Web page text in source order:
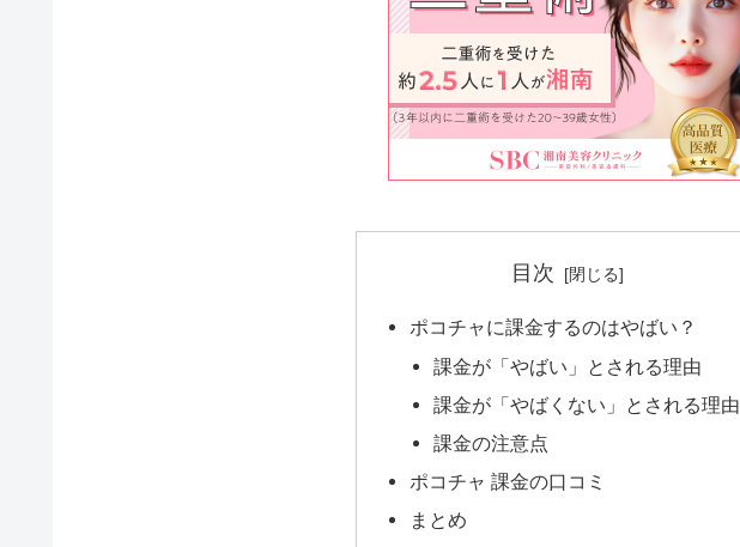
目次
ポコチャに課金するのはやばい？
課金が「やばい」とされる理由
課金が「やばくない」とされる理由
課金の注意点
ポコチャ 課金の口コミ
まとめ